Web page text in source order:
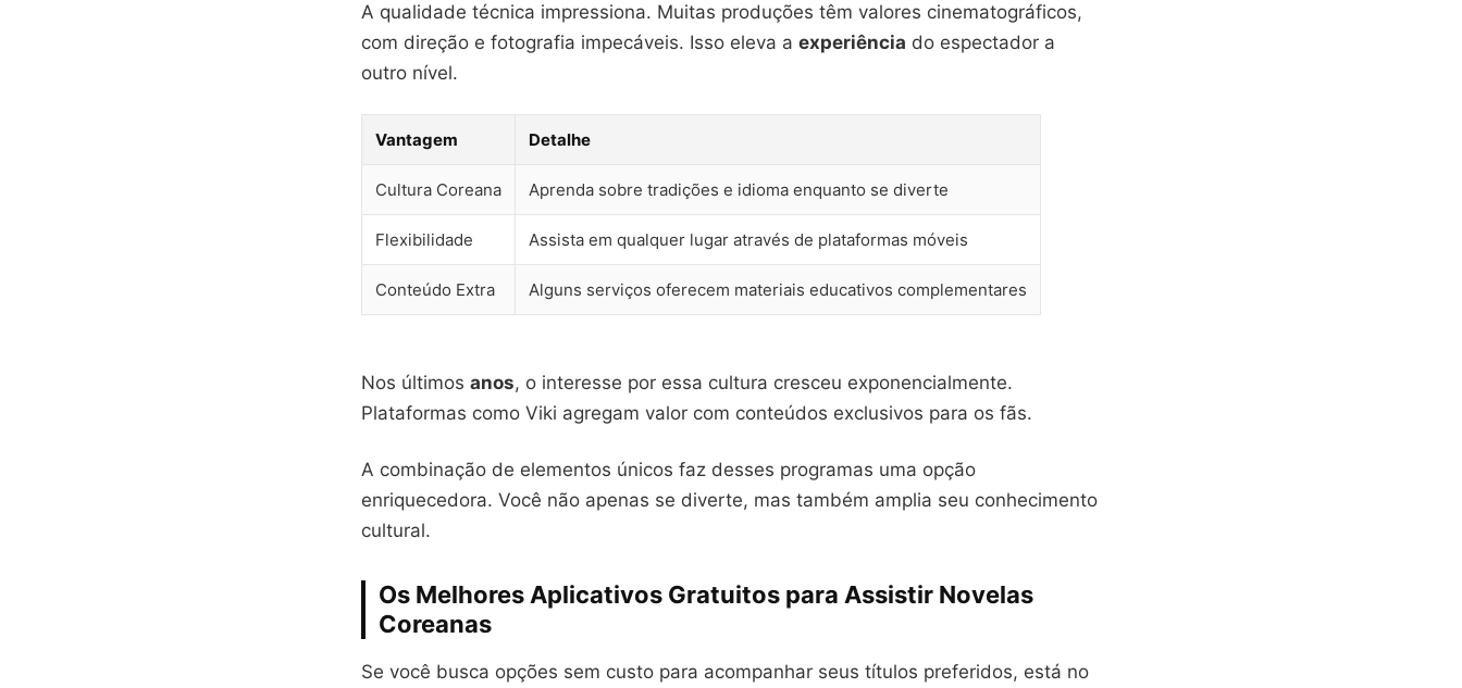
A qualidade técnica impressiona. Muitas produções têm valores cinematográficos,
com direção e fotografia impecáveis. Isso eleva a experiência do espectador a
outro nível.
Vantagem Detalhe
Cultura Coreana Aprenda sobre tradições e idioma enquanto se diverte
Flexibilidade Assista em qualquer lugar através de plataformas móveis
Conteúdo Extra Alguns serviços oferecem materiais educativos complementares
Nos últimos anos, o interesse por essa cultura cresceu exponencialmente.
Plataformas como Viki agregam valor com conteúdos exclusivos para os fãs.
A combinação de elementos únicos faz desses programas uma opção
enriquecedora. Você não apenas se diverte, mas também amplia seu conhecimento
cultural.
Os Melhores Aplicativos Gratuitos para Assistir Novelas
Coreanas
Se você busca opções sem custo para acompanhar seus títulos preferidos, está no